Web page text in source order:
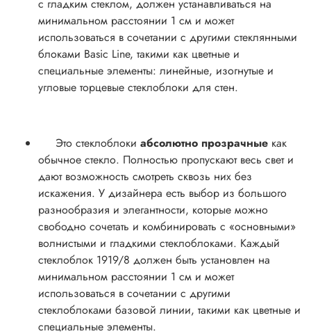
с гладким стеклом, должен устанавливаться на
минимальном расстоянии 1 см и может
использоваться в сочетании с другими стеклянными
блоками Basic Line, такими как цветные и
специальные элементы: линейные, изогнутые и
угловые торцевые стеклоблоки для стен.
Это стеклоблоки абсолютно прозрачные как
обычное стекло. Полностью пропускают весь свет и
дают возможность смотреть сквозь них без
искажения. У дизайнера есть выбор из большого
разнообразия и элегантности, которые можно
свободно сочетать и комбинировать с «основными»
волнистыми и гладкими стеклоблоками. Каждый
стеклоблок 1919/8 должен быть установлен на
минимальном расстоянии 1 см и может
использоваться в сочетании с другими
стеклоблоками базовой линии, такими как цветные и
специальные элементы.